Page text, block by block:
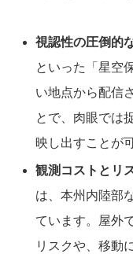
視認性の圧倒的
といった「星空
い地点から配信
とで、肉眼では
映し出すことが
観測コストとリ
は、本州内陸部
ています。屋外
リスクや、移動